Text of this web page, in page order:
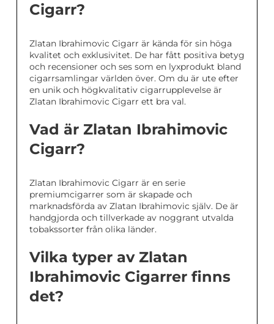
Cigarr?
Zlatan Ibrahimovic Cigarr är kända för sin höga
kvalitet och exklusivitet. De har fått positiva betyg
och recensioner och ses som en lyxprodukt bland
cigarrsamlingar världen över. Om du är ute efter
en unik och högkvalitativ cigarrupplevelse är
Zlatan Ibrahimovic Cigarr ett bra val.
Vad är Zlatan Ibrahimovic
Cigarr?
Zlatan Ibrahimovic Cigarr är en serie
premiumcigarrer som är skapade och
marknadsförda av Zlatan Ibrahimovic själv. De är
handgjorda och tillverkade av noggrant utvalda
tobakssorter från olika länder.
Vilka typer av Zlatan
Ibrahimovic Cigarrer finns
det?